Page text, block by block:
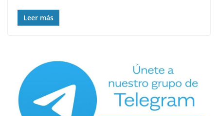
Leer más